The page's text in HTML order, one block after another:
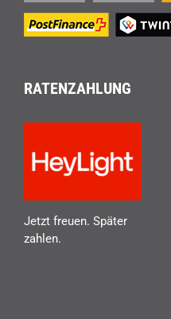
RATENZAHLUNG
Jetzt freuen. Später
zahlen.